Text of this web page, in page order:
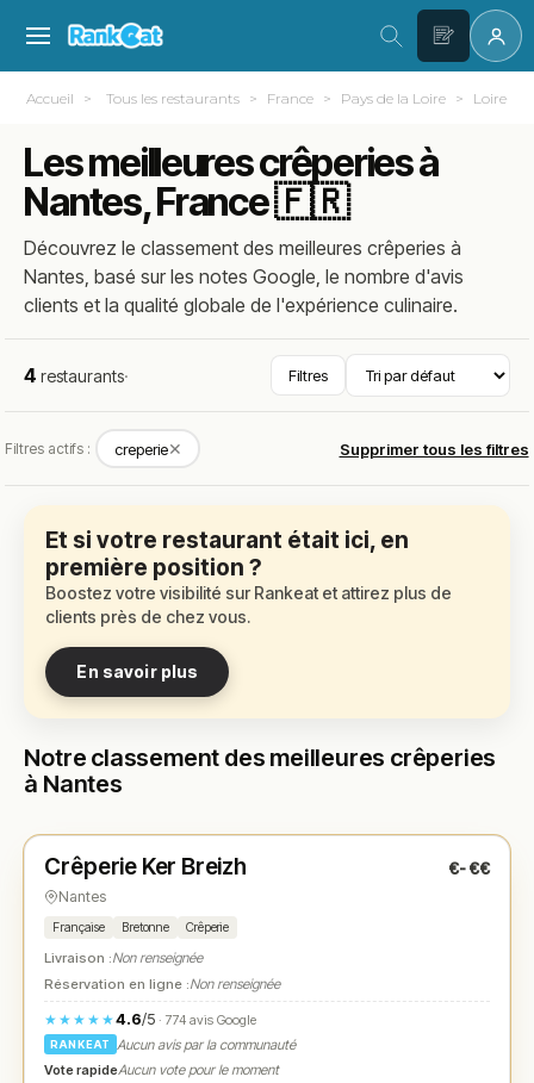
Accueil Tous les restaurants France Pays de la Loire Loire-
Les meilleures crêperies à
Nantes, France 🇫🇷
Découvrez le classement des meilleures crêperies à
Nantes, basé sur les notes Google, le nombre d'avis
clients et la qualité globale de l'expérience culinaire.
4 restaurants· Filtres
Filtres actifs : creperie✕ Supprimer tous les filtres
Et si votre restaurant était ici, en
première position ?
Boostez votre visibilité sur Rankeat et attirez plus de
clients près de chez vous.
En savoir plus
Notre classement des meilleures crêperies
à Nantes
★ N° 1
Crêperie Ker Breizh €-€€
Nantes
Française Bretonne Crêperie
Livraison :Non renseignée
Réservation en ligne :Non renseignée
★★★★★4.6/5· 774 avis Google
RANKEAT
Aucun avis par la communauté
Vote rapideAucun vote pour le moment